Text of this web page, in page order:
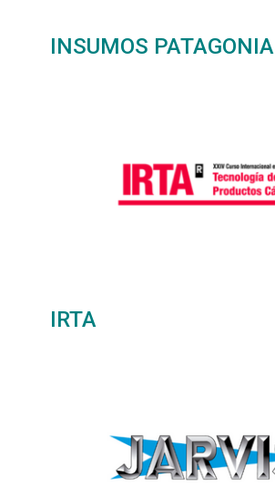
INSUMOS PATAGONIA
IRTA